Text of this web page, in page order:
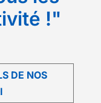
!"
DE NOS